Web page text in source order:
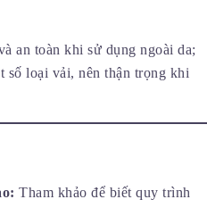
an toàn khi sử dụng ngoài da;
số loại vải, nên thận trọng khi
Tham khảo để biết quy trình